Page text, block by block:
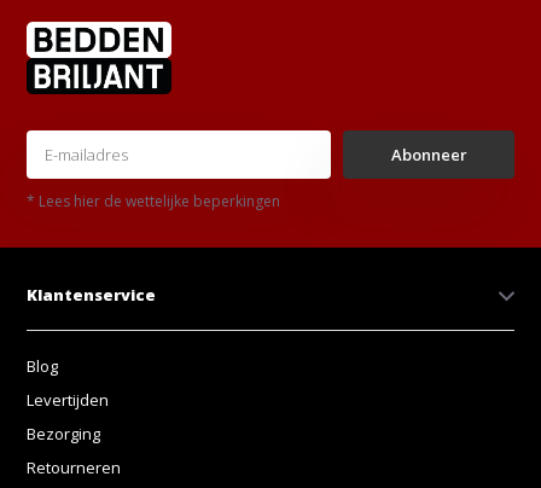
Abonneer
* Lees hier de wettelijke beperkingen
Klantenservice
Blog
Levertijden
Bezorging
Retourneren